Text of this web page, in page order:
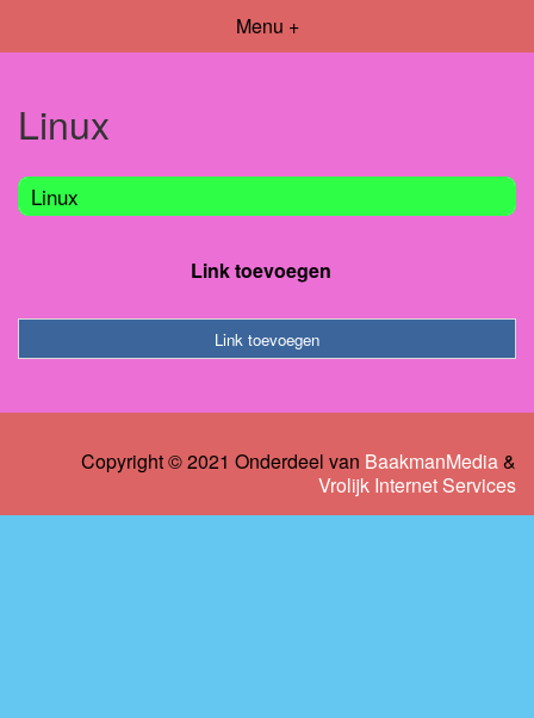
Menu +
Linux
Linux
Link toevoegen
Link toevoegen
Copyright © 2021 Onderdeel van BaakmanMedia&
Vrolijk Internet Services